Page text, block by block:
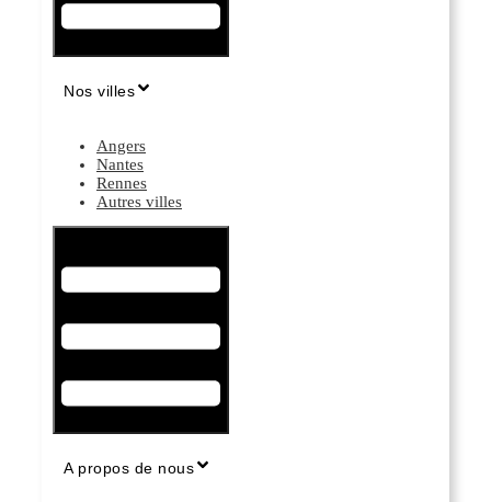
Nos villes
Angers
Nantes
Rennes
Autres villes
A propos de nous